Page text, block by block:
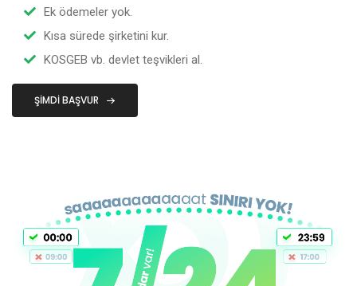
Ek ödemeler yok.
Kısa sürede şirketini kur.
KOSGEB vb. devlet teşvikleri al.
ŞIMDI BAŞVUR